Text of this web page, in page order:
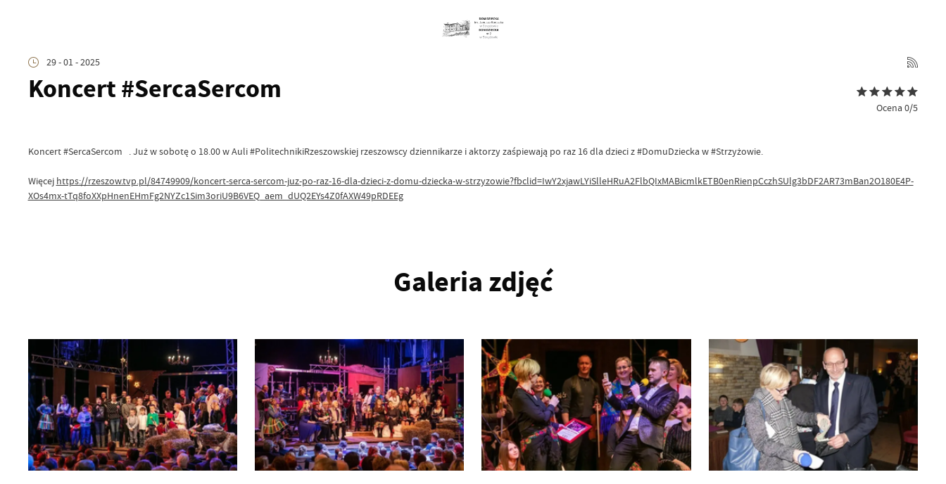
29 - 01 - 2025
Koncert #SercaSercom
Ocena 0/5
Koncert #SercaSercom . Już w sobotę o 18.00 w Auli #PolitechnikiRzeszowskiej rzeszowscy dziennikarze i aktorzy zaśpiewają po raz 16 dla dzieci z #DomuDziecka w #Strzyżowie.
Więcej https://rzeszow.tvp.pl/84749909/koncert-serca-sercom-juz-po-raz-16-dla-dzieci-z-domu-dziecka-w-strzyzowie?fbclid=IwY2xjawLYiSlleHRuA2FlbQIxMABicmlkETB0enRienpCczhSUlg3bDF2AR73mBan2O180E4P-
XOs4mx-tTq8foXXpHnenEHmFg2NYZc1Sim3oriU9B6VEQ_aem_dUQ2EYs4Z0fAXW49pRDEEg
Galeria zdjęć